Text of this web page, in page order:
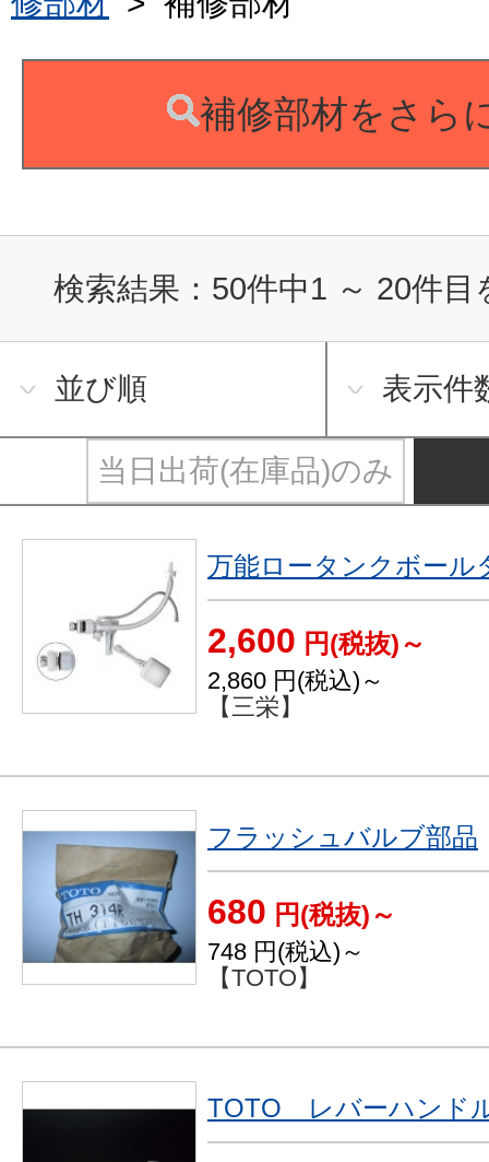
補修部材をさら
検索結果： 50件中1 ～ 20件目
並び順 表示件
当日出荷(在庫品)のみ
万能ロータンクボー
2,600 円(税抜)～
2,860 円(税込)～
【三栄】
フラッシュバルブ部品
680 円(税抜)～
748 円(税込)～
【TOTO】
TOTO レバーハンド